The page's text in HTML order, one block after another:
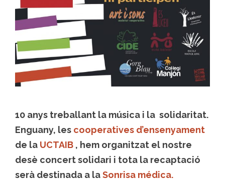
10 anys treballant la música i la solidaritat.
Enguany, les cooperatives d’ensenyament
de la UCTAIB , hem organitzat el nostre
desè concert solidari i tota la recaptació
serà destinada a laSonrisa médica.